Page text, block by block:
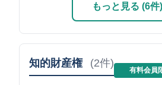
もっと見る (6件)
知的財産権 (2件)
有料会員